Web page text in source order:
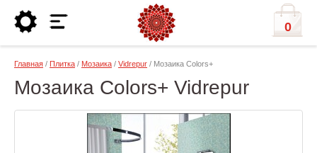
0
Главная / Плитка / Мозаика / Vidrepur / Мозаика Colors+
Мозаика Colors+ Vidrepur